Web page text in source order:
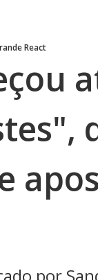
React